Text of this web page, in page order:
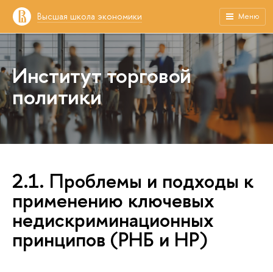
Высшая школа экономики Меню
Институт торговой
политики
2.1. Проблемы и подходы к
применению ключевых
недискриминационных
принципов (РНБ и НР)